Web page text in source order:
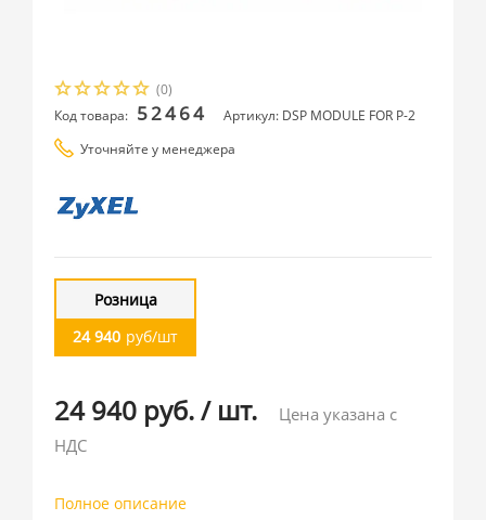
(0)
Код товара: 52464
Артикул: DSP MODULE FOR P-2
Уточняйте у менеджера
Розница
24 940 руб/шт
24 940 руб./ шт.
Цена указана с
НДС
Полное описание